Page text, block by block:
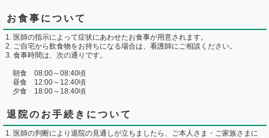
お食事について
医師の指示によって症状にあわせたお食事が用意されます。
ご自宅から飲食物をお持ちになる場合は、看護師にご相談ください。
食事時間は、次の通りです。
朝食 08:00～08:40頃
昼食 12:00～12:40頃
夕食 18:00～18:40頃
退院のお手続きについて
医師の判断により退院の見通しが立ちましたら、ご本人さま・ご家族さまに